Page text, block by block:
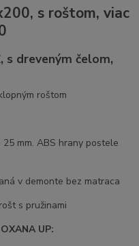
s roštom, viac
s dreveným čelom,
roštom
mm. ABS hrany postele
v demonte bez matraca
s pružinami
UP: